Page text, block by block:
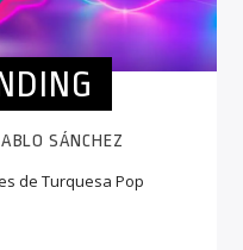
SÁNCHEZ
de Turquesa Pop